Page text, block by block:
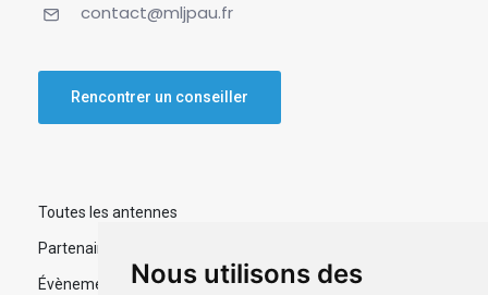
Nous utilisons des
contact@mljpau.fr
Rencontrer un conseiller
Toutes les antennes
Partenaires
Évènements